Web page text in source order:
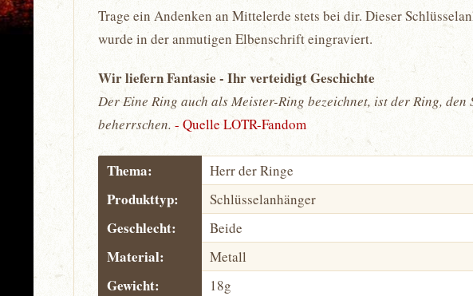
Trage ein Andenken an Mittelerde stets bei dir. Dieser
wurde in der anmutigen Elbenschrift eingraviert.
Wir liefern Fantasie - Ihr verteidigt Geschichte
Der Eine Ring auch als Meister-Ring bezeichnet, ist der Ring,
beherrschen. - Quelle LOTR-Fandom
Thema: Herr der Ringe
Produkttyp: Schlüsselanhänger
Geschlecht: Beide
Material: Metall
Gewicht: 18g